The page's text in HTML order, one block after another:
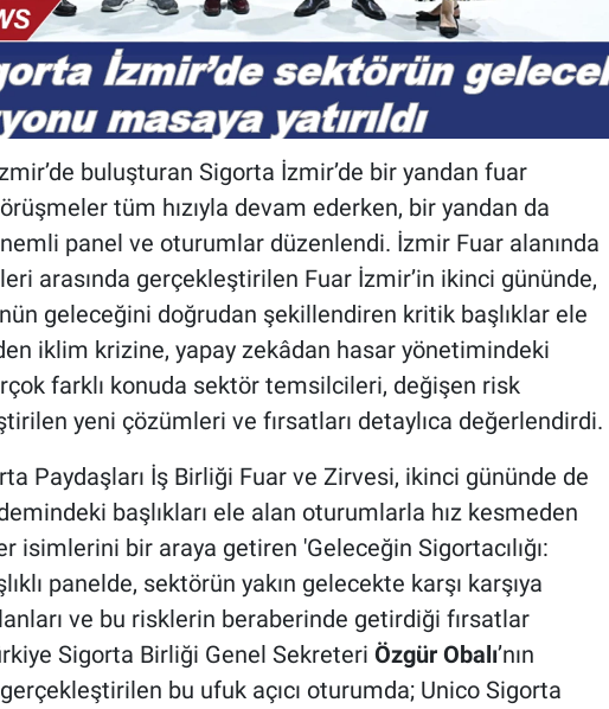
buluşturan Sigorta İzmir’de bir yandan fuar
tüm hızıyla devam ederken, bir yandan da
panel ve oturumlar düzenlendi. İzmir Fuar alanında
arasında gerçekleştirilen Fuar İzmir’in ikinci gününde,
geleceğini doğrudan şekillendiren kritik başlıklar ele
iklim krizine, yapay zekâdan hasar yönetimindeki
farklı konuda sektör temsilcileri, değişen risk
yeni çözümleri ve fırsatları detaylıca değerlendirdi.
Paydaşları İş Birliği Fuar ve Zirvesi, ikinci gününde de
başlıkları ele alan oturumlarla hız kesmeden
isimlerini bir araya getiren 'Geleceğin Sigortacılığı:
panelde, sektörün yakın gelecekte karşı karşıya
ve bu risklerin beraberinde getirdiği fırsatlar
Sigorta Birliği Genel Sekreteri Özgür Obalı’nın
bu ufuk açıcı oturumda; Unico Sigorta